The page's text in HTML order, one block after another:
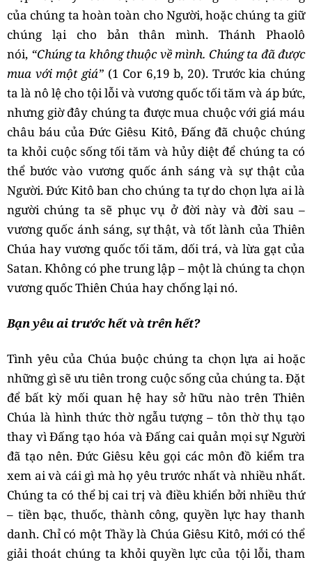
của chúng ta hoàn toàn cho Người, hoặc chúng ta giữ
chúng lại cho bản thân mình. Thánh Phaolô
nói, “Chúng ta không thuộc về mình. Chúng ta đã được
mua với một giá”(1 Cor 6,19 b, 20). Trước kia chúng
ta là nô lệ cho tội lỗi và vương quốc tối tăm và áp bức,
nhưng giờ đây chúng ta được mua chuộc với giá máu
châu báu của Đức Giêsu Kitô, Đấng đã chuộc chúng
ta khỏi cuộc sống tối tăm và hủy diệt để chúng ta có
thể bước vào vương quốc ánh sáng và sự thật của
Người. Đức Kitô ban cho chúng ta tự do chọn lựa ai là
người chúng ta sẽ phục vụ ở đời này và đời sau –
vương quốc ánh sáng, sự thật, và tốt lành của Thiên
Chúa hay vương quốc tối tăm, dối trá, và lừa gạt của
Satan. Không có phe trung lập – một là chúng ta chọn
vương quốc Thiên Chúa hay chống lại nó.
Bạn yêu ai trước hết và trên hết?
Tình yêu của Chúa buộc chúng ta chọn lựa ai hoặc
những gì sẽ ưu tiên trong cuộc sống của chúng ta. Đặt
để bất kỳ mối quan hệ hay sở hữu nào trên Thiên
Chúa là hình thức thờ ngẫu tượng – tôn thờ thụ tạo
thay vì Đấng tạo hóa và Đấng cai quản mọi sự Người
đã tạo nên. Đức Giêsu kêu gọi các môn đồ kiểm tra
xem ai và cái gì mà họ yêu trước nhất và nhiều nhất.
Chúng ta có thể bị cai trị và điều khiển bởi nhiều thứ
– tiền bạc, thuốc, thành công, quyền lực hay thanh
danh. Chỉ có một Thầy là Chúa Giêsu Kitô, mới có thể
giải thoát chúng ta khỏi quyền lực của tội lỗi, tham